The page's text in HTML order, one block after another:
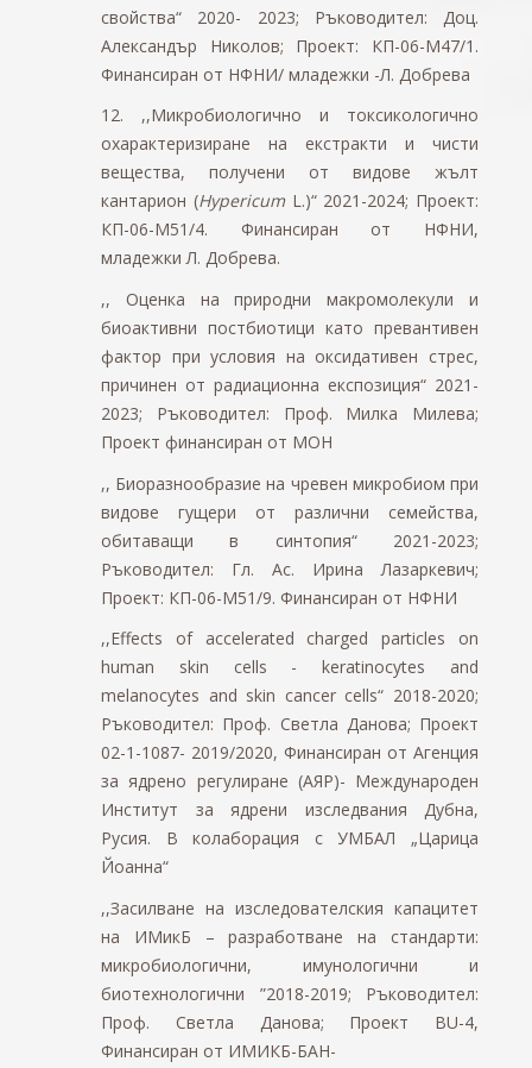
свойства“ 2020- 2023; Ръководител: Доц.
Александър Николов; Проект: КП-06-М47/1.
Финансиран от НФНИ/ младежки -Л. Добрева
12. ,,Микробиологично и токсикологично
охарактеризиране на екстракти и чисти
вещества, получени от видове жълт
кантарион (HypericumL.)“ 2021-2024; Проект:
КП-06-М51/4. Финансиран от НФНИ,
младежки Л. Добрева.
,,
Оценка на природни макромолекули и
биоактивни постбиотици като превантивен
фактор при условия на оксидативен стрес,
причинен от радиационна експозиция“ 2021-
2023; Ръководител: Проф. Милка Милева;
Проект финансиран от МОН
,, Биоразнообразие на чревен микробиом при
видове гущери от различни семейства,
обитаващи в синтопия“ 2021-2023;
Ръководител: Гл. Ас. Ирина Лазаркевич;
Проект: КП-06-М51/9. Финансиран от НФНИ
,,Еffects of accelerated charged particles on
human skin cells - keratinocytes and
melanocytes and skin cancer cells“ 2018-2020;
Ръководител: Проф. Светла Данова; Проект
02-1-1087- 2019/2020, Финансиран от Агенция
за ядрено регулиране (АЯР)- Международен
Институт за ядрени изследвания Дубна,
Русия. В колаборация с УМБАЛ „Царица
Йоанна“
,,Засилване на изследователския капацитет
на ИМикБ – разработване на стандарти:
микробиологични, имунологични и
биотехнологични ”2018-2019; Ръководител:
Проф. Светла Данова; Проект BU-4,
Финансиран от ИМИКБ-БАН-